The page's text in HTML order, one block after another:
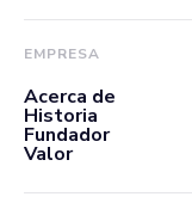
EMPRESA
Acerca de
Historia
Fundador
Valor